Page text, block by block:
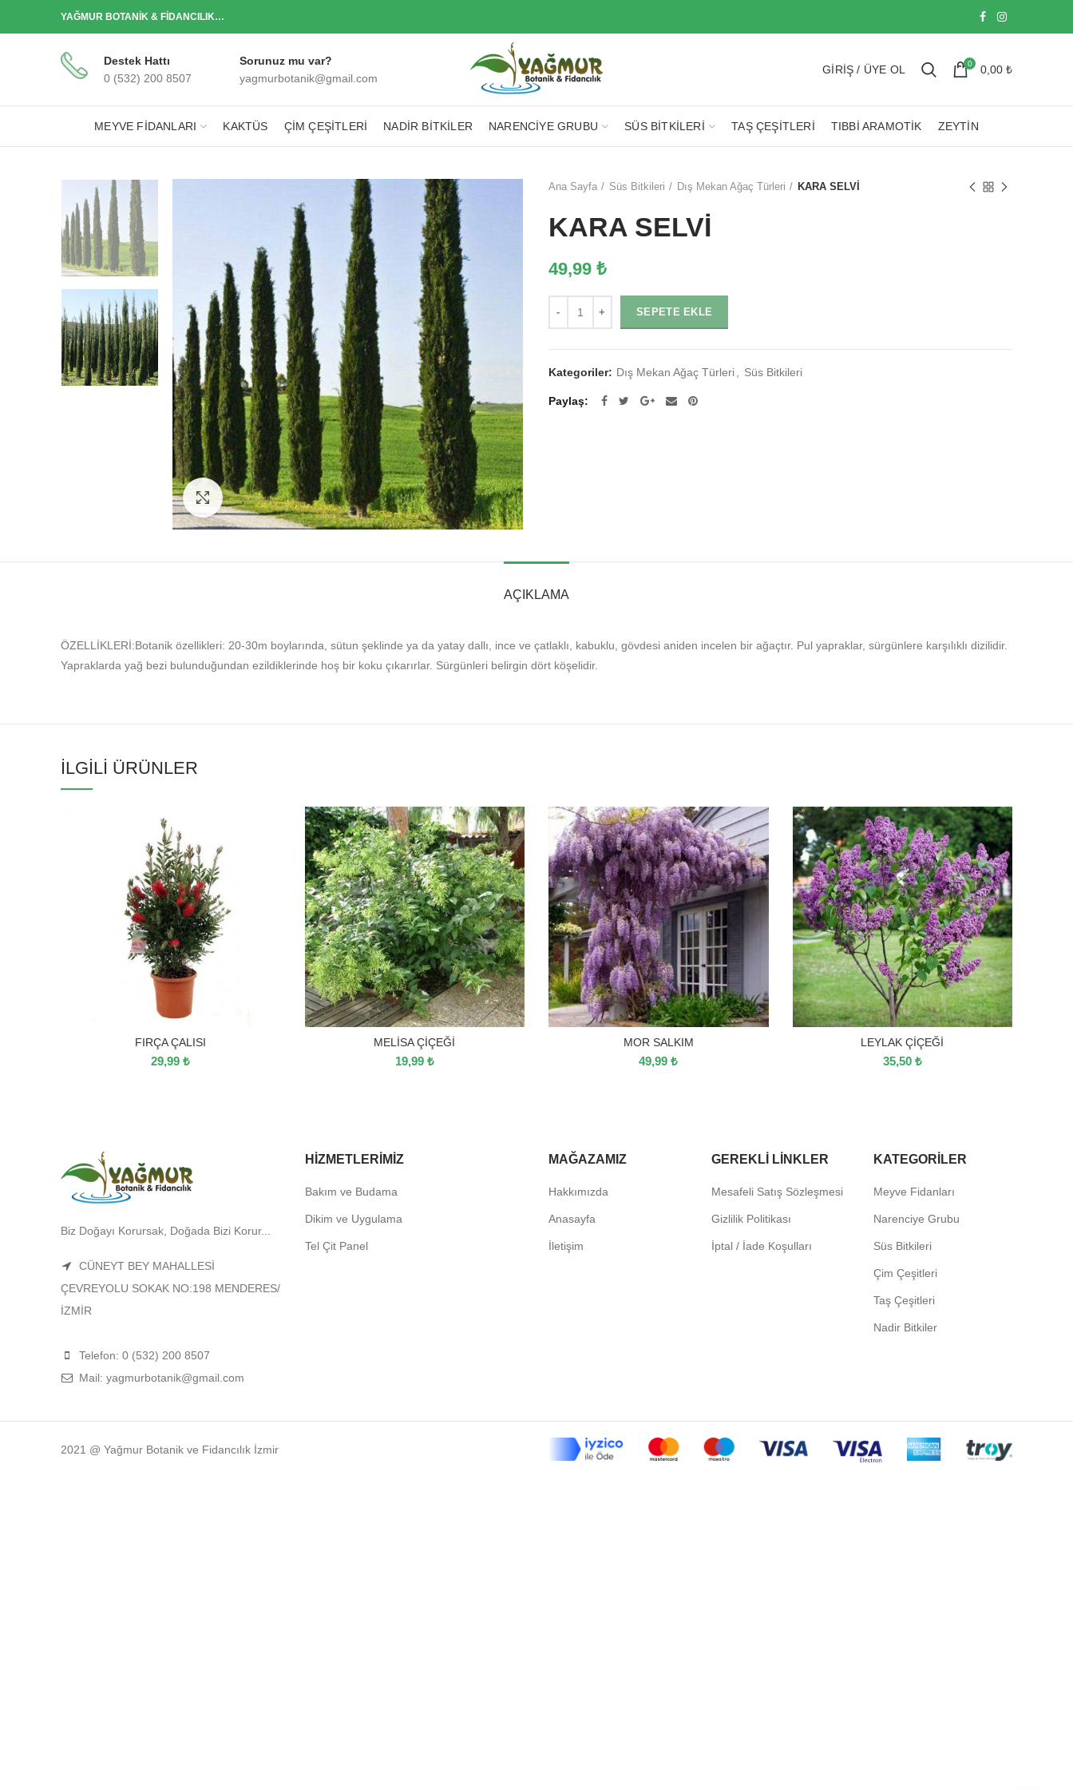
YAĞMUR BOTANİK & FİDANCILIK…
Destek Hattı
0 (532) 200 8507
Sorunuz mu var?
yagmurbotanik@gmail.com
GIRIŞ / ÜYE OL 0 0,00 ₺
MEYVE FIDANLARI KAKTÜS ÇIM ÇEŞITLERI NADIR BITKILER NARENCIYE GRUBU SÜS BITKILERI TAŞ ÇEŞITLERI TIBBI ARAMOTIK ZEYTIN
Click to enlarge
Ana Sayfa Süs Bitkileri Dış Mekan Ağaç Türleri KARA SELVİ
KARA SELVİ
49,99 ₺
SEPETE EKLE
Kategoriler: Dış Mekan Ağaç Türleri Süs Bitkileri
Paylaş
AÇIKLAMA
ÖZELLİKLERİ:Botanik özellikleri: 20-30m boylarında, sütun şeklinde ya da yatay dallı, ince ve çatlaklı, kabuklu, gövdesi aniden incelen bir ağaçtır. Pul yapraklar, sürgünlere karşılıklı dizilidir.
Yapraklarda yağ bezi bulunduğundan ezildiklerinde hoş bir koku çıkarırlar. Sürgünleri belirgin dört köşelidir.
İLGILI ÜRÜNLER
FIRÇA ÇALISI
29,99₺
MELİSA ÇİÇEĞİ
19,99 ₺
MOR SALKIM
49,99₺
LEYLAK ÇİÇEĞİ
35,50 ₺
Biz Doğayı Korursak, Doğada Bizi Korur...
CÜNEYT BEY MAHALLESİ
ÇEVREYOLU SOKAK NO:198 MENDERES/
İZMİR
Telefon: 0 (532) 200 8507
Mail: yagmurbotanik@gmail.com
HIZMETLERIMIZ
Bakım ve Budama
Dikim ve Uygulama
Tel Çit Panel
MAĞAZAMIZ
Hakkımızda
Anasayfa
İletişim
GEREKLI LINKLER
Mesafeli Satış Sözleşmesi
Gizlilik Politikası
İptal / İade Koşulları
KATEGORILER
Meyve Fidanları
Narenciye Grubu
Süs Bitkileri
Çim Çeşitleri
Taş Çeşitleri
Nadir Bitkiler
2021 @ Yağmur Botanik ve Fidancılık İzmir